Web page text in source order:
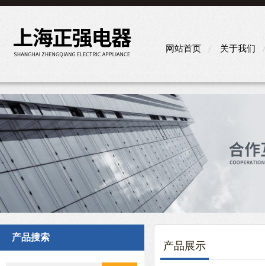
网站首页 关于我们
产品搜索
产品展示